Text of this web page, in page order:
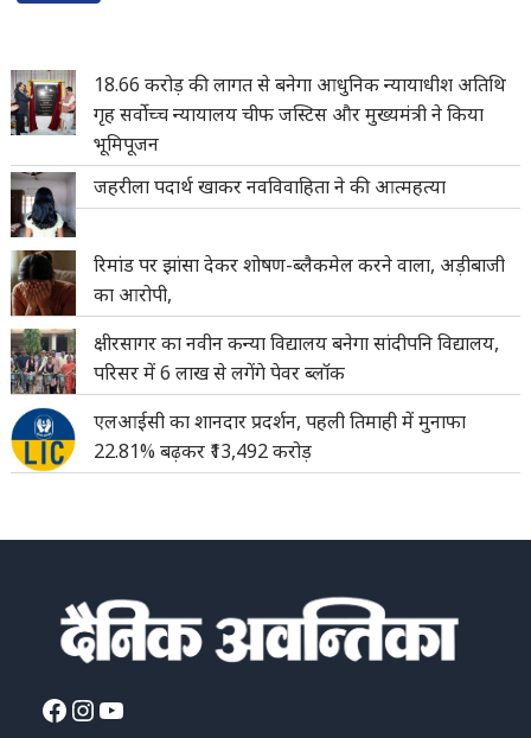
18.66 करोड़ की लागत से बनेगा आधुनिक न्यायाधीश अतिथि
गृह सर्वोच्च न्यायालय चीफ जस्टिस और मुख्यमंत्री ने किया
भूमिपूजन
जहरीला पदार्थ खाकर नवविवाहिता ने की आत्महत्या
रिमांड पर झांसा देकर शोषण-ब्लैकमेल करने वाला, अड़ीबाजी
का आरोपी,
क्षीरसागर का नवीन कन्या विद्यालय बनेगा सांदीपनि विद्यालय,
परिसर में 6 लाख से लगेंगे पेवर ब्लॉक
एलआईसी का शानदार प्रदर्शन, पहली तिमाही में मुनाफा
22.81% बढ़कर ₹13,492 करोड़
Facebook
Instagram
YouTube